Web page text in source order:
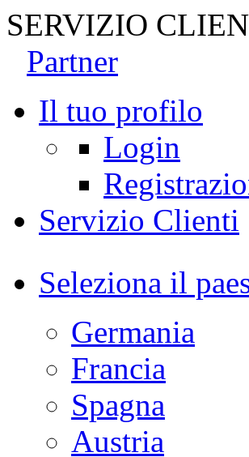
SERVIZIO
Partner
Il tuo profilo
Login
Servizio Clienti
Seleziona il
Germania
Francia
Spagna
Austria